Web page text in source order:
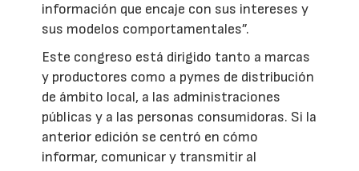
información que encaje con sus intereses y
sus modelos comportamentales”.
Este congreso está dirigido tanto a marcas
y productores como a pymes de distribución
de ámbito local, a las administraciones
públicas y a las personas consumidoras. Si la
anterior edición se centró en cómo
informar, comunicar y transmitir al